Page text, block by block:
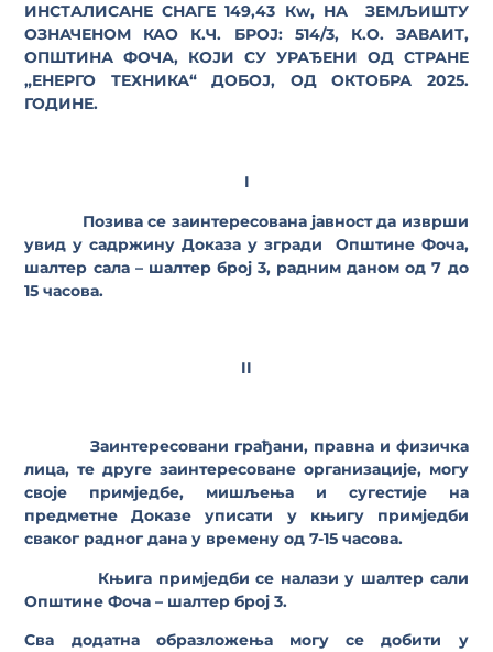
ИНСТАЛИСАНЕ СНАГЕ 149,43 Кw, НА ЗЕМЉИШТУ
ОЗНАЧЕНОМ КАО К.Ч. БРОЈ: 514/3, К.О. ЗАВАИТ,
ОПШТИНА ФОЧА, КОЈИ СУ УРАЂЕНИ ОД СТРАНЕ
„ЕНЕРГО ТЕХНИКА“ ДОБОЈ, ОД ОКТОБРА 2025.
ГОДИНЕ.
I
Позива се заинтересована јавност да изврши
увид у садржину Доказа у згради Општине Фоча,
шалтер сала – шалтер број 3, радним даном од 7 до
15 часова.
II
Заинтересовани грађани, правна и физичка
лица, те друге заинтересоване организације, могу
своје примједбе, мишљења и сугестије на
предметне Доказе уписати у књигу примједби
сваког радног дана у времену од 7-15 часова.
Књига примједби се налази у шалтер сали
Општине Фоча – шалтер број 3.
Сва додатна образложења могу се добити у